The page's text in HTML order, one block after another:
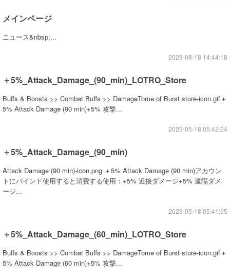
メインページ
ニュース&nbsp;...
2023-08-18 14:44:18
＋5%_Attack_Damage_(90_min)_LOTRO_Store
Buffs & Boosts >> Combat Buffs >> DamageTome of Burst store-icon.gif＋
5% Attack Damage (90 min)+5% 攻撃...
2023-05-18 05:42:24
＋5%_Attack_Damage_(90_min)
Attack Damage (90 min)-icon.png ＋5% Attack Damage (90 min)アカウン
トにバインド使用すると消費する使用：+5% 近接ダメージ+5% 遠隔ダメ
ージ...
2023-05-18 05:41:55
＋5%_Attack_Damage_(60_min)_LOTRO_Store
Buffs & Boosts >> Combat Buffs >> DamageTome of Burst store-icon.gif＋
5% Attack Damage (60 min)+5% 攻撃...